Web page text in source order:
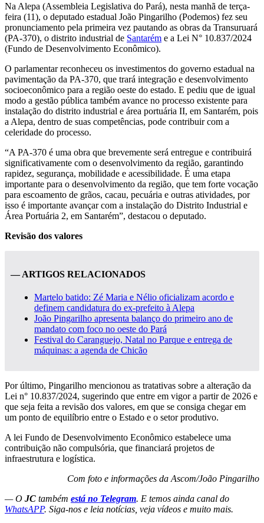
Na Alepa (Assembleia Legislativa do Pará), nesta manhã de terça-
feira (11), o deputado estadual João Pingarilho (Podemos) fez seu
pronunciamento pela primeira vez pautando as obras da Transuruará
(PA-370), o distrito industrial de Santarém e a Lei N° 10.837/2024
(Fundo de Desenvolvimento Econômico).
O parlamentar reconheceu os investimentos do governo estadual na
pavimentação da PA-370, que trará integração e desenvolvimento
socioeconômico para a região oeste do estado. E pediu que de igual
modo a gestão pública também avance no processo existente para
instalação do distrito industrial e área portuária II, em Santarém, pois
a Alepa, dentro de suas competências, pode contribuir com a
celeridade do processo.
“A PA-370 é uma obra que brevemente será entregue e contribuirá
significativamente com o desenvolvimento da região, garantindo
rapidez, segurança, mobilidade e acessibilidade. É uma etapa
importante para o desenvolvimento da região, que tem forte vocação
para escoamento de grãos, cacau, pecuária e outras atividades, por
isso é importante avançar com a instalação do Distrito Industrial e
Área Portuária 2, em Santarém”, destacou o deputado.
Revisão dos valores
— ARTIGOS RELACIONADOS
Martelo batido: Zé Maria e Nélio oficializam acordo e
definem candidatura do ex-prefeito à Alepa
João Pingarilho apresenta balanço do primeiro ano de
mandato com foco no oeste do Pará
Festival do Caranguejo, Natal no Parque e entrega de
máquinas: a agenda de Chicão
Por último, Pingarilho mencionou as tratativas sobre a alteração da
Lei n° 10.837/2024, sugerindo que entre em vigor a partir de 2026 e
que seja feita a revisão dos valores, em que se consiga chegar em
um ponto de equilíbrio entre o Estado e o setor produtivo.
A lei Fundo de Desenvolvimento Econômico estabelece uma
contribuição não compulsória, que financiará projetos de
infraestrutura e logística.
Com foto e informações da Ascom/João Pingarilho
— O JC também está no Telegram. E temos ainda canal do
WhatsAPP. Siga-nos e leia notícias, veja vídeos e muito mais.